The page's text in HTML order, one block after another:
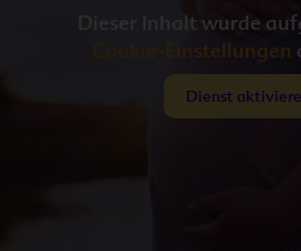
Dieser Inhalt wurde
Cookie-Einstellungen
Dienst